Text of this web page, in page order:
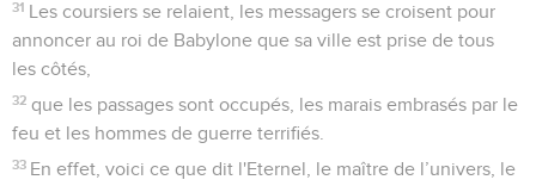
31 Les coursiers se relaient, les messagers se croisent pour
annoncer au roi de Babylone que sa ville est prise de tous
les côtés,
32 que les passages sont occupés, les marais embrasés par le
feu et les hommes de guerre terrifiés.
33 En effet, voici ce que dit l'Eternel, le maître de l’univers, le